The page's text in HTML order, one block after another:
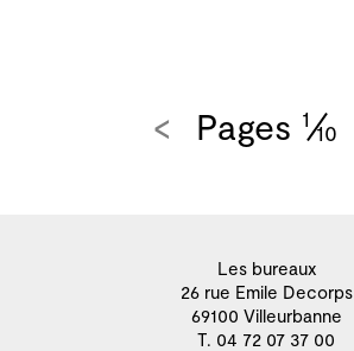
< Pages 1
10
Les bureaux
26 rue Emile Decorps
69100 Villeurbanne
T. 04 72 07 37 00